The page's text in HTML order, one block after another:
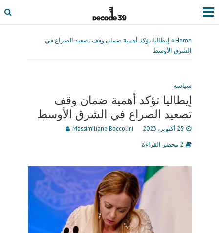
Home
» إيطاليا تؤكد أهمية ضمان وقف تصعيد الصراع في
الشرق الأوسط
سياسة
إيطاليا تؤكد أهمية ضمان وقف
تصعيد الصراع في الشرق الأوسط
25 أكتوبر، 2023
Massimiliano Boccolini
2 محضر القراءة